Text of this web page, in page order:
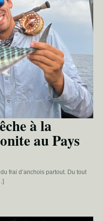
à la
au Pays
frai d’anchois partout. Du tout